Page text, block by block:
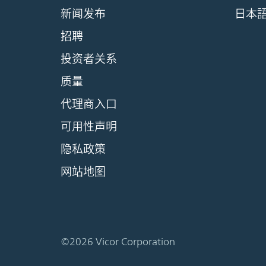
新闻发布
招聘
投资者关系
质量
代理商入口
可用性声明
隐私政策
网站地图
日本
©2026 Vicor Corporation